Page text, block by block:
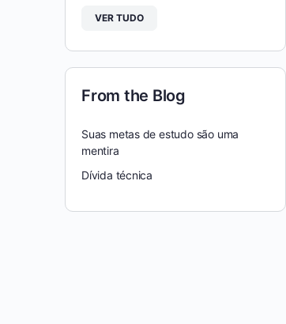
VER TUDO
From the Blog
Suas metas de estudo são uma
mentira
Dívida técnica